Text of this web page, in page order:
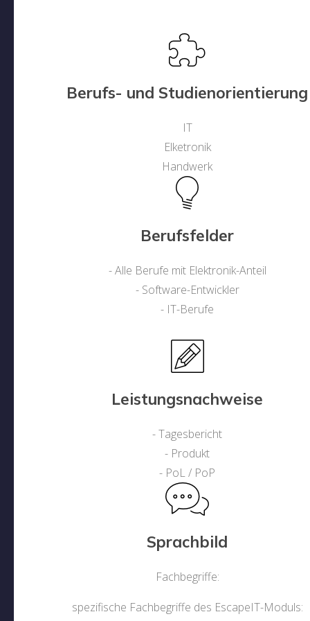
Berufs- und Studienorientierung
IT
Elketronik
Handwerk
Berufsfelder
- Alle Berufe mit Elektronik-Anteil
- Software-Entwickler
- IT-Berufe
Leistungsnachweise
- Tagesbericht
- Produkt
- PoL / PoP
Sprachbild
Fachbegriffe:
spezifische Fachbegriffe des EscapeIT-Moduls: